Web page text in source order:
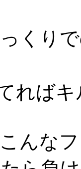
くり
れば
んな